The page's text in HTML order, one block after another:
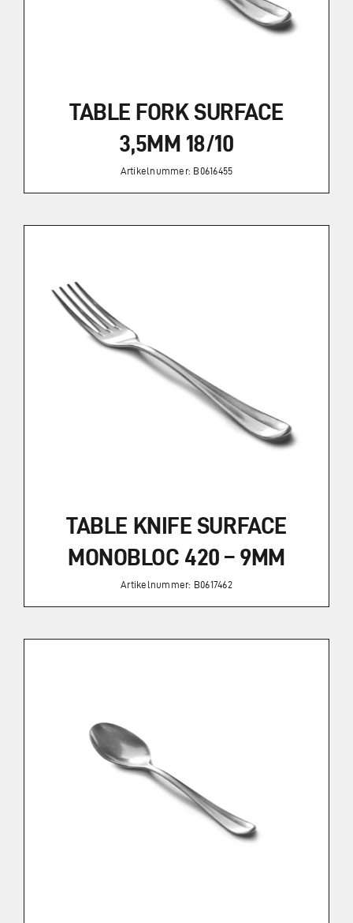
TABLE FORK SURFACE
3,5MM 18/10
Artikelnummer: B0616455
TABLE KNIFE SURFACE
MONOBLOC 420 – 9MM
Artikelnummer: B0617462